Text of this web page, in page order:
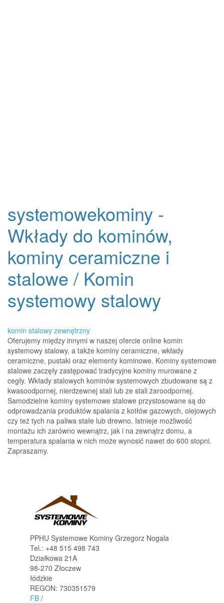
systemowekominy -
Wkłady do kominów,
kominy ceramiczne i
stalowe / Komin
systemowy stalowy
komin stalowy zewnętrzny
Oferujemy między innymi w naszej ofercie online komin
systemowy stalowy, a także kominy ceramiczne, wkłady
ceramiczne, pustaki oraz elementy kominowe. Kominy systemowe
stalowe zaczęły zastępować tradycyjne kominy murowane z
cegły. Wkłady stalowych kominów systemowych zbudowane są z
kwasoodpornej, nierdzewnej stali lub ze stali żaroodpornej.
Samodzielne kominy systemowe stalowe przystosowane są do
odprowadzania produktów spalania z kotłów gazowych, olejowych
czy też tych na paliwa stałe lub drewno. Istnieje możliwość
montażu ich zarówno wewnątrz, jak i na zewnątrz domu, a
temperatura spalania w nich może wynosić nawet do 600 stopni.
Zapraszamy.
PPHU Systemowe Kominy Grzegorz Nogala
Tel.: +48 515 498 743
Działkowa 21A
98-270 Złoczew
łódzkie
REGON: 730351579
FB /